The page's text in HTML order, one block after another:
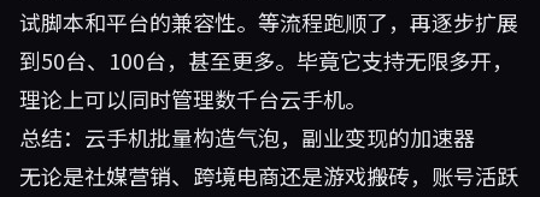
试脚本和平台的兼容性。等流程跑顺了，再逐步扩展
到50台、100台，甚至更多。毕竟它支持无限多开，
理论上可以同时管理数千台云手机。
总结：云手机批量构造气泡，副业变现的加速器
无论是社媒营销、跨境电商还是游戏搬砖，账号活跃